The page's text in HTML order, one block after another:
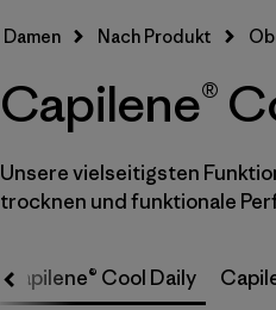
Damen Nach Produkt
Capilene®
Unsere vielseitigsten
trocknen und funktionale
Capilene® Cool Daily